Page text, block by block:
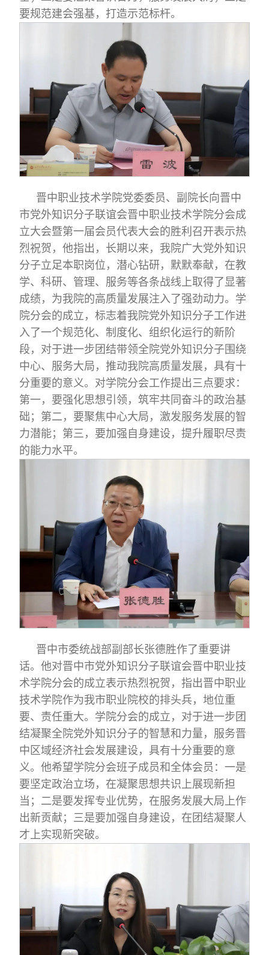
要规范建会强基，打造示范标杆。
晋中职业技术学院党委委员、副院长向晋中
市党外知识分子联谊会晋中职业技术学院分会成
立大会暨第一届会员代表大会的胜利召开表示热
烈祝贺，他指出，长期以来，我院广大党外知识
分子立足本职岗位，潜心钻研，默默奉献，在教
学、科研、管理、服务等各条战线上取得了显著
成绩，为我院的高质量发展注入了强劲动力。学
院分会的成立，标志着我院党外知识分子工作进
入了一个规范化、制度化、组织化运行的新阶
段，对于进一步团结带领全院党外知识分子围绕
中心、服务大局，推动我院高质量发展，具有十
分重要的意义。对学院分会工作提出三点要求：
第一，要强化思想引领，筑牢共同奋斗的政治基
础；第二，要聚焦中心大局，激发服务发展的智
力潜能；第三，要加强自身建设，提升履职尽责
的能力水平。
晋中市委统战部副部长张德胜作了重要讲
话。他对晋中市党外知识分子联谊会晋中职业技
术学院分会的成立表示热烈祝贺，指出晋中职业
技术学院作为我市职业院校的排头兵，地位重
要、责任重大。学院分会的成立，对于进一步团
结凝聚全院党外知识分子的智慧和力量，服务晋
中区域经济社会发展建设，具有十分重要的意
义。他希望学院分会班子成员和全体会员：一是
要坚定政治立场，在凝聚思想共识上展现新担
当；二是要发挥专业优势，在服务发展大局上作
出新贡献；三是要加强自身建设，在团结凝聚人
才上实现新突破。